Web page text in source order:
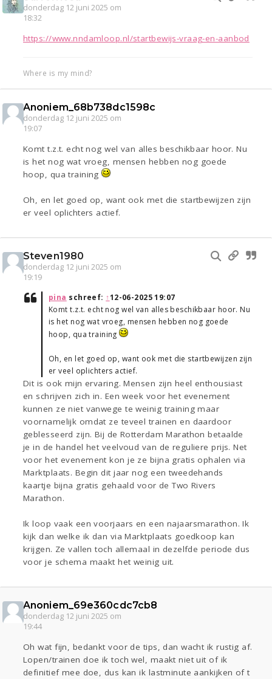
donderdag 12 juni 2025 om
18:32
https://www.nndamloop.nl/startbewijs-vraag-en-aanbod
Where is my mind?
Anoniem_68b738dc1598c
donderdag 12 juni 2025 om
19:07
Komt t.z.t. echt nog wel van alles beschikbaar hoor. Nu
is het nog wat vroeg, mensen hebben nog goede
hoop, qua training
Oh, en let goed op, want ook met die startbewijzen zijn
er veel oplichters actief.
Steven1980
donderdag 12 juni 2025 om
19:19
pina schreef: ↑12-06-2025 19:07
Komt t.z.t. echt nog wel van alles beschikbaar hoor. Nu
is het nog wat vroeg, mensen hebben nog goede
hoop, qua training
Oh, en let goed op, want ook met die startbewijzen zijn
er veel oplichters actief.
Dit is ook mijn ervaring. Mensen zijn heel enthousiast
en schrijven zich in. Een week voor het evenement
kunnen ze niet vanwege te weinig training maar
voornamelijk omdat ze teveel trainen en daardoor
geblesseerd zijn. Bij de Rotterdam Marathon betaalde
je in de handel het veelvoud van de reguliere prijs. Net
voor het evenement kon je ze bijna gratis ophalen via
Marktplaats. Begin dit jaar nog een tweedehands
kaartje bijna gratis gehaald voor de Two Rivers
Marathon.
Ik loop vaak een voorjaars en een najaarsmarathon. Ik
kijk dan welke ik dan via Marktplaats goedkoop kan
krijgen. Ze vallen toch allemaal in dezelfde periode dus
voor je schema maakt het weinig uit.
Anoniem_69e360cdc7cb8
donderdag 12 juni 2025 om
19:44
Oh wat fijn, bedankt voor de tips, dan wacht ik rustig af.
Lopen/trainen doe ik toch wel, maakt niet uit of ik
definitief mee doe, dus kan ik lastminute aankijken of t